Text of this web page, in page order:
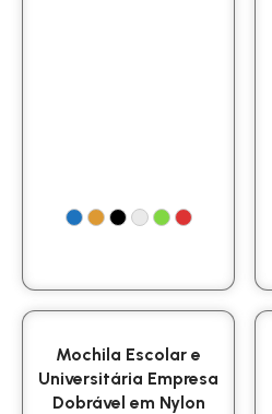
Mochila Escolar e
Universitária Empresa
Dobrável em Nylon